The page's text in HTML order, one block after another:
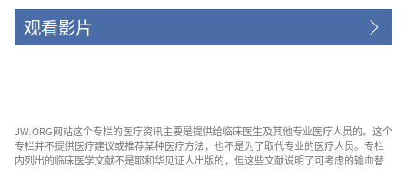
观看影片
JW.ORG网站这个专栏的医疗资讯主要是提供给临床医生及其他专业医疗人员的。这个
专栏并不提供医疗建议或推荐某种医疗方法，也不是为了取代专业的医疗人员。专栏
内列出的临床医学文献不是耶和华见证人出版的，但这些文献说明了可考虑的输血替